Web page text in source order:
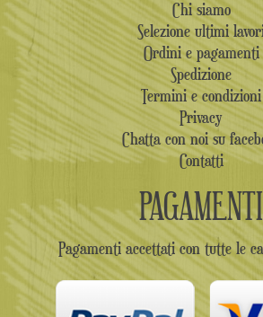
Chi siamo
Selezione ultimi
Ordini e pagamenti
Spedizione
Termini e condizioni
Privacy
Chatta con noi su
Contatti
PAGAMENTI
Pagamenti accettati con tutte le